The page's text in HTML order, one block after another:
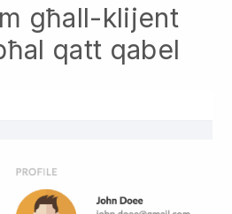
għall-klijent
qatt qabel